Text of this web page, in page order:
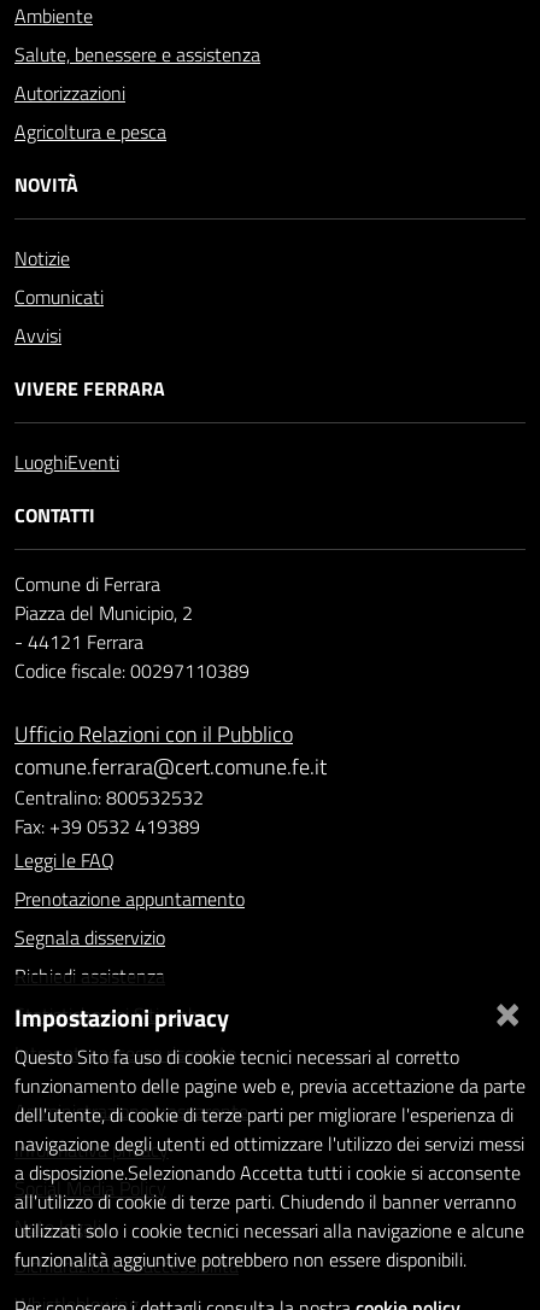
Ambiente
Salute, benessere e assistenza
Autorizzazioni
Agricoltura e pesca
NOVITÀ
Notizie
Comunicati
Avvisi
VIVERE FERRARA
LuoghiEventi
CONTATTI
Comune di Ferrara
Piazza del Municipio, 2
- 44121 Ferrara
Codice fiscale: 00297110389
Ufficio Relazioni con il Pubblico
comune.ferrara@cert.comune.fe.it
Centralino: 800532532
Fax: +39 0532 419389
Leggi le FAQ
Prenotazione appuntamento
Segnala disservizio
Richiedi assistenza
Statistiche dei Siti web
Intranet - accesso riservato
Amministrazione trasparente
Informativa privacy
Social Media Policy
Note legali
Dichiarazione di accessibilità
Whistleblowing
×
Impostazioni privacy
Questo Sito fa uso di cookie tecnici necessari al corretto
funzionamento delle pagine web e, previa accettazione da parte
dell'utente, di cookie di terze parti per migliorare l'esperienza di
navigazione degli utenti ed ottimizzare l'utilizzo dei servizi messi
a disposizione.Selezionando Accetta tutti i cookie si acconsente
all'utilizzo di cookie di terze parti. Chiudendo il banner verranno
utilizzati solo i cookie tecnici necessari alla navigazione e alcune
funzionalità aggiuntive potrebbero non essere disponibili.